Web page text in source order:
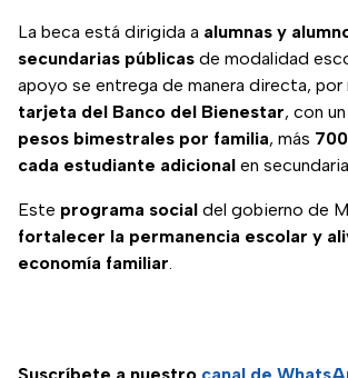
La beca está dirigida a alumnas y
secundarias públicas de modalidad
apoyo se entrega de manera directa, por
tarjeta del Banco del Bienestar, con
pesos bimestrales por familia, más
cada estudiante adicional en
Este programa social del gobierno de
fortalecer la permanencia escolar y
economía familiar.